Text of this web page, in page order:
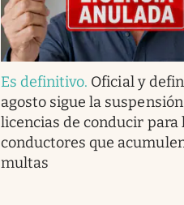
Es definitivo. Oficial y
agosto sigue la
licencias de conducir para
conductores que
multas